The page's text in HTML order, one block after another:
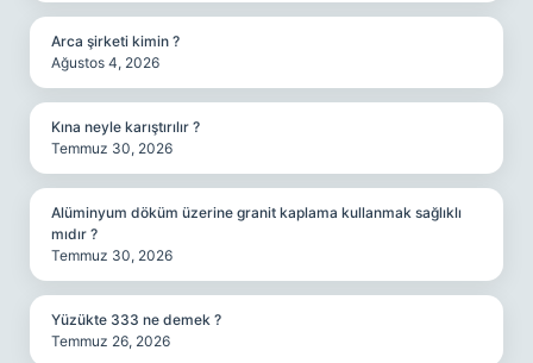
Arca şirketi kimin ?
Ağustos 4, 2026
Kına neyle karıştırılır ?
Temmuz 30, 2026
Alüminyum döküm üzerine granit kaplama kullanmak sağlıklı
mıdır ?
Temmuz 30, 2026
Yüzükte 333 ne demek ?
Temmuz 26, 2026